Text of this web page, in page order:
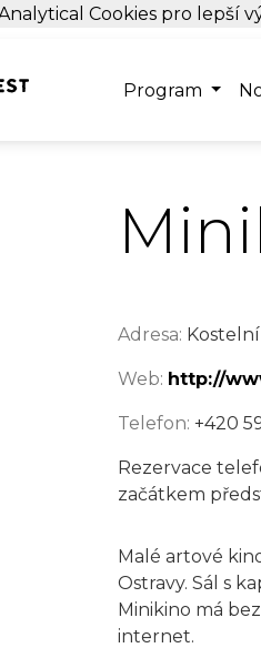
Program
Adresa:
Web: http://
Telefon: +420
Rezervace
začátkem
Malé artové
Ostravy. Sál s
Minikino má
internet.
Cookies pro lepší